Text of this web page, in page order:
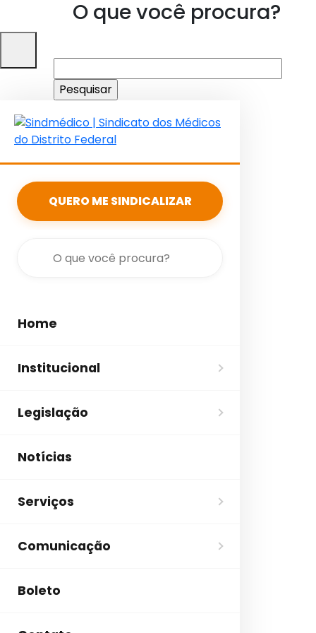
O que você procura?
por:
QUERO ME SINDICALIZAR
Home
Institucional
Legislação
Notícias
Serviços
Comunicação
Boleto